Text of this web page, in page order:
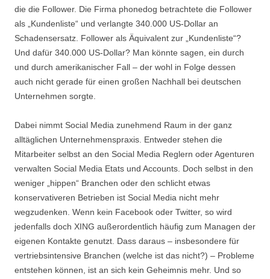
die die Follower. Die Firma phonedog betrachtete die Follower
als „Kundenliste“ und verlangte 340.000 US-Dollar an
Schadensersatz. Follower als Äquivalent zur „Kundenliste“?
Und dafür 340.000 US-Dollar? Man könnte sagen, ein durch
und durch amerikanischer Fall – der wohl in Folge dessen
auch nicht gerade für einen großen Nachhall bei deutschen
Unternehmen sorgte.
Dabei nimmt Social Media zunehmend Raum in der ganz
alltäglichen Unternehmenspraxis. Entweder stehen die
Mitarbeiter selbst an den Social Media Reglern oder Agenturen
verwalten Social Media Etats und Accounts. Doch selbst in den
weniger „hippen“ Branchen oder den schlicht etwas
konservativeren Betrieben ist Social Media nicht mehr
wegzudenken. Wenn kein Facebook oder Twitter, so wird
jedenfalls doch XING außerordentlich häufig zum Managen der
eigenen Kontakte genutzt. Dass daraus – insbesondere für
vertriebsintensive Branchen (welche ist das nicht?) – Probleme
entstehen können, ist an sich kein Geheimnis mehr. Und so